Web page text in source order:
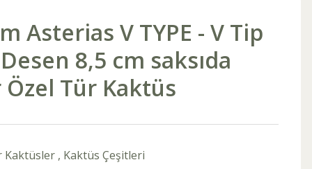
Asterias V TYPE - V Tip
8,5 cm saksıda
Tür Kaktüs
Kaktüsler , Kaktüs Çeşitleri